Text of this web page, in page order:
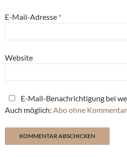
E-Mail-Adresse *
Website
E-Mail-Benachrichtigung bei
Auch möglich: Abo ohne Kommentar